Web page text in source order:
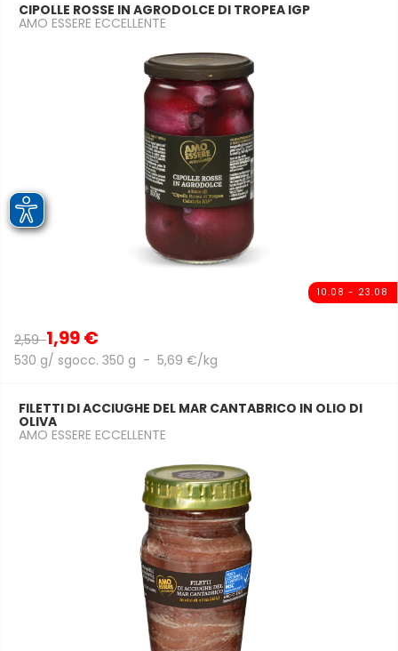
10.08 - 23.08
CIPOLLE ROSSE IN AGRODOLCE DI TROPEA IGP
AMO ESSERE ECCELLENTE
2,591,99 €
530 g/ sgocc. 350 g - 5,69 €/kg
FILETTI DI ACCIUGHE DEL MAR CANTABRICO IN OLIO DI
OLIVA
AMO ESSERE ECCELLENTE